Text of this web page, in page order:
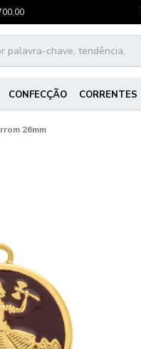
CONFECÇÃO CORRENTES
26mm